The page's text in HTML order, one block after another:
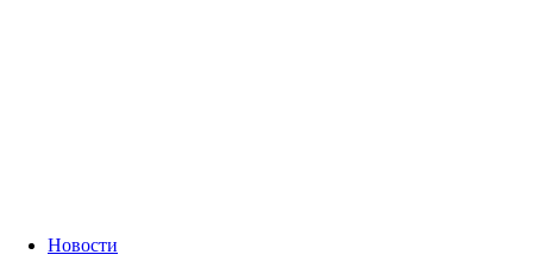
Новости